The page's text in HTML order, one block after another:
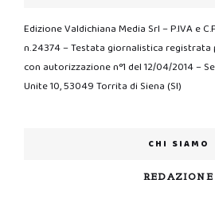
Edizione Valdichiana Media Srl – P.IVA e
n.24374 – Testata giornalistica registrata
con autorizzazione n°1 del 12/04/2014 –
Unite 10, 53049 Torrita di Siena (SI)
CHI SIAMO
REDAZIONE